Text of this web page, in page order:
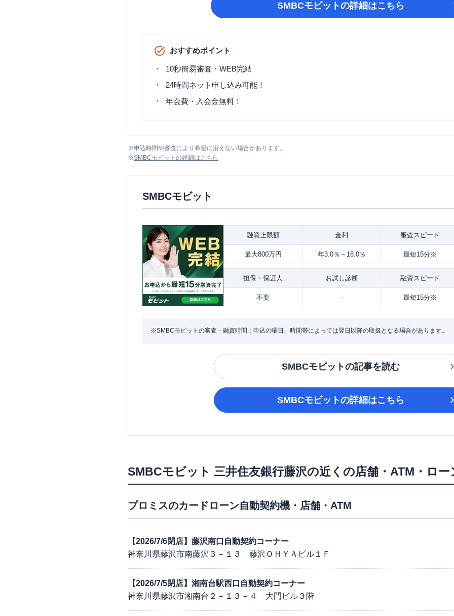
SMBCモビットの詳細はこちら
おすすめポイント
10秒簡易審査・WEB完結
24時間ネット申し込み可能！
年会費・入会金無料！
※申込時間や審査により希望に沿えない場合があります。
※SMBCモビット の詳細はこちら
SMBCモビット
融資上限額 金利 審査スピード
最大800万円 年3.0％～18.0％ 最短15分※
担保・ 保証人 お試し診断 融資スピード
不要 - 最短15分※
※SMBCモビットの審査・融資時間：申込の曜日、時間帯によっては翌日以降の取扱となる場合があります。
SMBCモビットの記事を読む
SMBCモビットの詳細はこちら
SMBCモビット 三井住友銀行藤沢の近くの店舗・ATM・ロ
プロミスのカードローン自動契約機・店舗・ATM
【2026/7/6閉店】藤沢南口自動契約コーナー
神奈川県藤沢市南藤沢３－１３ 藤沢ＯＨＹＡビル１Ｆ
【2026/7/5閉店】湘南台駅西口自動契約コーナー
神奈川県藤沢市湘南台２－１３－４ 大門ビル３階